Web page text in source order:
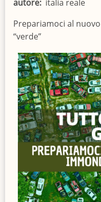
autore italia reale
Prepariamoci al
“verde”